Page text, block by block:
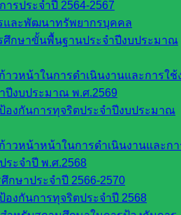
รประจำปี 2564-2567
และพัฒนาทรัพยากรบุคคล
ศึกษาขั้นพื้นฐานประจำปีงบประมาณ
วหน้าในการดำเนินงานและการใช้
ปีงบประมาณ พ.ศ.2569
องกันการทุจริตประจำปีงบประมาณ
าวหน้าหน้าในการดำเนินงานและก
ะจำปี พ.ศ.2568
กษาประจำปี 2566-2570
งกันการทุจริตประจำปี 2568